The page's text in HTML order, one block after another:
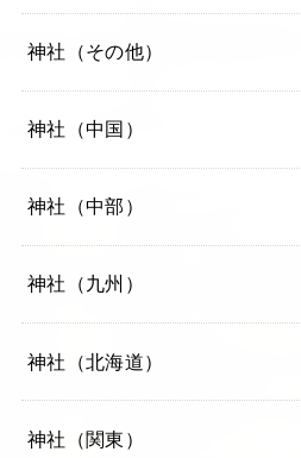
神社（その他）
神社（中国）
神社（中部）
神社（九州）
神社（北海道）
神社（関東）